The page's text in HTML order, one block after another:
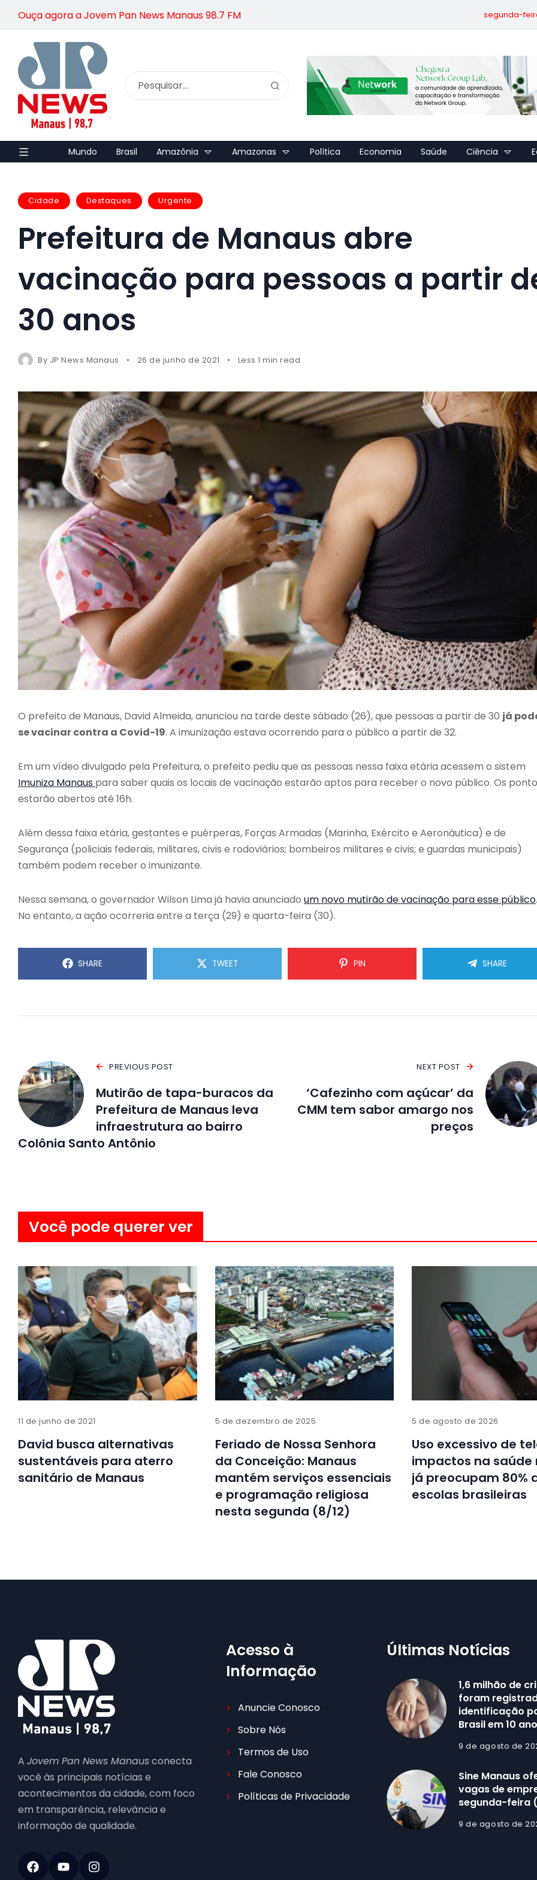
Ouça agora a Jovem Pan News Manaus 98.7 FM segunda-
Mundo Brasil Amazônia Amazonas Política Economia Saúde Ciência
Cidade Destaques Urgente
Prefeitura de Manaus abre
vacinação para pessoas a partir
30 anos
By JP News Manaus 26 de junho de 2021 Less 1 min read
O prefeito de Manaus, David Almeida, anunciou na tarde deste sábado (26), que pessoas a partir de 30 já
se vacinar contra a Covid-19. A imunização estava ocorrendo para o público a partir de 32.
Em um vídeo divulgado pela Prefeitura, o prefeito pediu que as pessoas nessa faixa etária acessem o sistem
Imuniza Manaus para saber quais os locais de vacinação estarão aptos para receber o novo público. Os
estarão abertos até 16h.
Além dessa faixa etária, gestantes e puérperas, Forças Armadas (Marinha, Exército e Aeronáutica) e de
Segurança (policiais federais, militares, civis e rodoviários; bombeiros militares e civis; e guardas municipais)
também podem receber o imunizante.
Nessa semana, o governador Wilson Lima já havia anunciado um novo mutirão de vacinação para esse público.
No entanto, a ação ocorreria entre a terça (29) e quarta-feira (30).
SHARE TWEET PIN SHARE
PREVIOUS POST
Mutirão de tapa-buracos da
Prefeitura de Manaus leva
infraestrutura ao bairro
Colônia Santo Antônio
NEXT POST
‘Cafezinho com açúcar’ da
CMM tem sabor amargo nos
preços
Você pode querer ver
11 de junho de 2021
David busca alternativas
sustentáveis para aterro
sanitário de Manaus
5 de dezembro de 2025
Feriado de Nossa Senhora
da Conceição: Manaus
mantém serviços essenciais
e programação religiosa
nesta segunda (8/12)
5 de agosto de 2026
Uso excessivo de
impactos na saúde
já preocupam 80%
escolas brasileiras
A Jovem Pan News Manausconecta
você às principais notícias e
acontecimentos da cidade, com foco
em transparência, relevância e
informação de qualidade.
Acesso à
Informação
Anuncie Conosco
Sobre Nós
Termos de Uso
Fale Conosco
Políticas de Privacidade
Últimas Notícias
1,6 milhão de
foram
identificação
Brasil em 10
9 de agosto de
Sine Manaus
vagas de
segunda-feira
9 de agosto de